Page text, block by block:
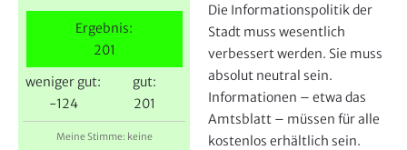
Ergebnis:
201
weniger gut:
-124
gut:
201
Meine Stimme: keine
Die Informationspolitik der
Stadt muss wesentlich
verbessert werden. Sie muss
absolut neutral sein.
Informationen – etwa das
Amtsblatt – müssen für alle
kostenlos erhältlich sein.